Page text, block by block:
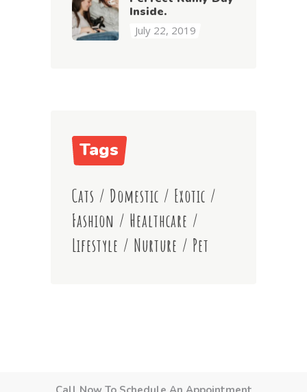
Inside.
July 22, 2019
Tags
Cats / Domestic / Exotic /
Fashion / Healthcare /
Lifestyle / Nurture / Pet